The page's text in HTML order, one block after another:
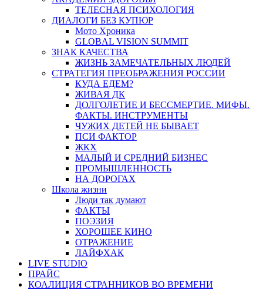
ТЕЛЕСНАЯ ПСИХОЛОГИЯ
ДИАЛОГИ БЕЗ КУПЮР
Мото Хроника
GLOBAL VISION SUMMIT
ЗНАК КАЧЕСТВА
ЖИЗНЬ ЗАМЕЧАТЕЛЬНЫХ ЛЮДЕЙ
СТРАТЕГИЯ ПРЕОБРАЖЕНИЯ РОССИИ
КУДА ЕДЕМ?
ЖИВАЯ ДК
ДОЛГОЛЕТИЕ И БЕССМЕРТИЕ. МИФЫ.
ФАКТЫ. ИНСТРУМЕНТЫ
ЧУЖИХ ДЕТЕЙ НЕ БЫВАЕТ
ПСИ ФАКТОР
ЖКХ
МАЛЫЙ И СРЕДНИЙ БИЗНЕС
ПРОМЫШЛЕННОСТЬ
НА ДОРОГАХ
Школа жизни
Люди так думают
ФАКТЫ
ПОЭЗИЯ
ХОРОШЕЕ КИНО
ОТРАЖЕНИЕ
ЛАЙФХАК
LIVE STUDIO
ПРАЙС
КОАЛИЦИЯ СТРАННИКОВ ВО ВРЕМЕНИ